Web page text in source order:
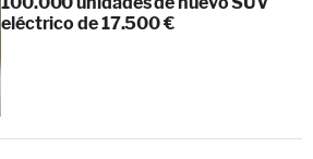
eléctrico de 17.500 €